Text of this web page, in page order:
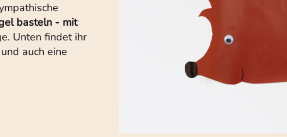
basteln - mit
Unten findet ihr
auch eine